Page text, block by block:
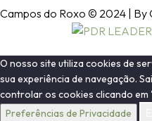
Campos do Roxo © 2024 | By
O nosso site utiliza cookies de
sua experiência de navegação.
controlar os cookies clicando
Preferências de Privacidade